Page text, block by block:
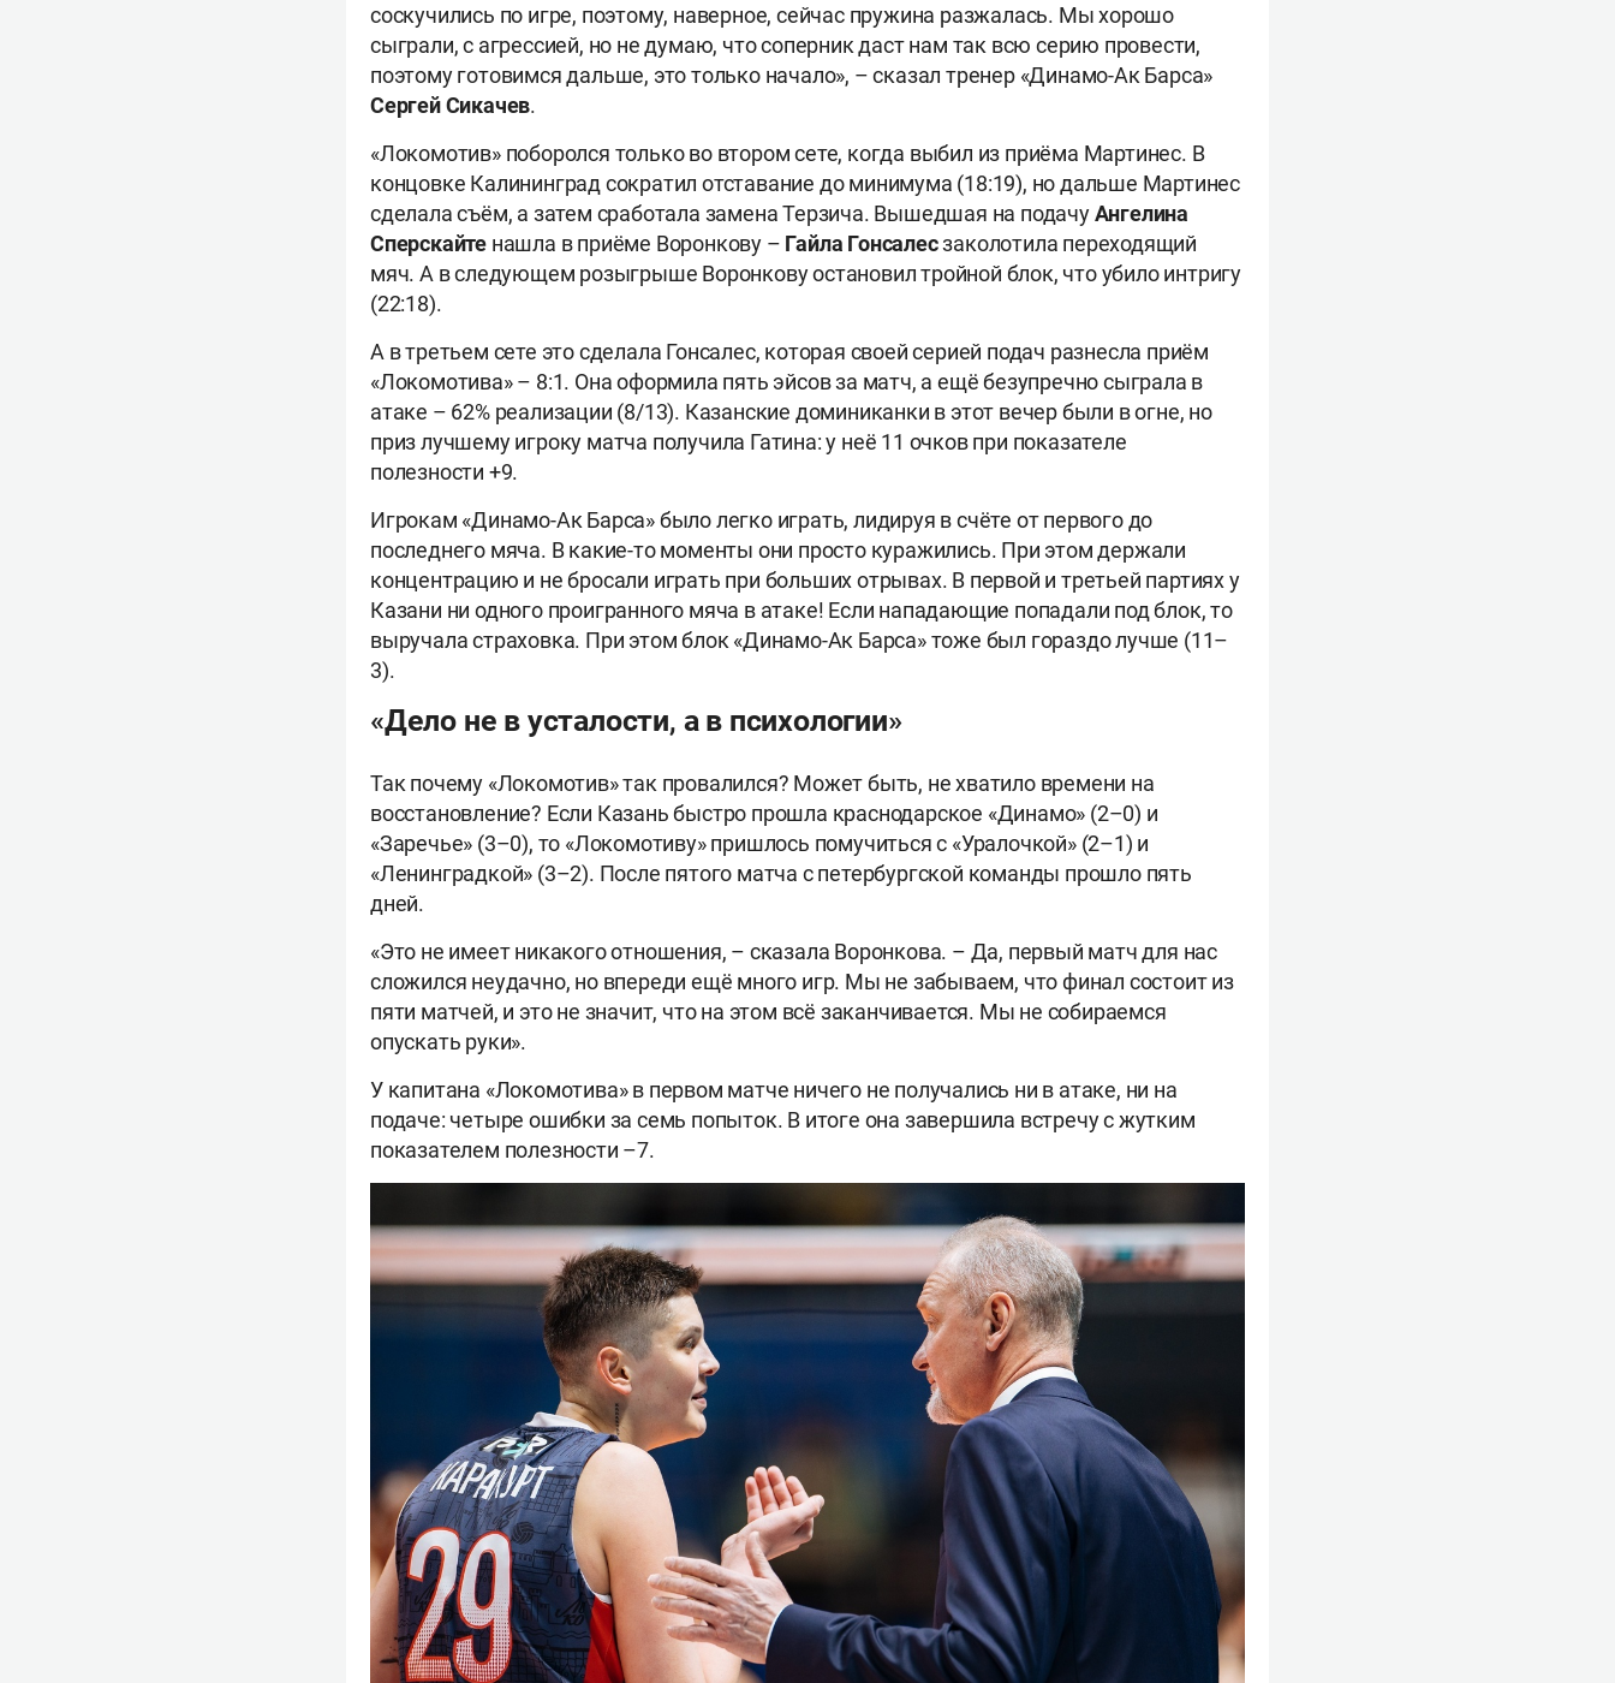
соскучились по игре, поэтому, наверное, сейчас пружина разжалась. Мы хорошо
сыграли, с агрессией, но не думаю, что соперник даст нам так всю серию провести,
поэтому готовимся дальше, это только начало», – сказал тренер «Динамо-Ак Барса»
СергейСикачев.
«Локомотив» поборолся только во втором сете, когда выбил из приёма Мартинес. В
концовке Калининград сократил отставание до минимума (18:19), но дальше Мартинес
сделала съём, а затем сработала замена Терзича. Вышедшая на подачуАнгелина
Сперскайте нашла в приёме Воронкову – Гайла Гонсалесзаколотила переходящий
мяч. А в следующем розыгрыше Воронкову остановил тройной блок, что убило интригу
(22:18).
А в третьем сете это сделала Гонсалес, которая своей серией подач разнесла приём
«Локомотива» – 8:1. Она оформила пять эйсов за матч, а ещё безупречно сыграла в
атаке – 62% реализации (8/13). Казанские доминиканки в этот вечер были в огне, но
приз лучшему игроку матча получила Гатина: у неё 11 очков при показателе
полезности +9.
Игрокам «Динамо-Ак Барса» было легко играть, лидируя в счёте от первого до
последнего мяча. В какие-то моменты они просто куражились. При этом держали
концентрацию и не бросали играть при больших отрывах. В первой и третьей партиях у
Казани ни одного проигранного мяча в атаке! Если нападающие попадали под блок, то
выручала страховка. При этом блок «Динамо-Ак Барса» тоже был гораздо лучше (11–
3).
«Дело не в усталости, а в психологии»
Так почему «Локомотив» так провалился? Может быть, не хватило времени на
восстановление? Если Казань быстро прошла краснодарское «Динамо» (2–0) и
«Заречье» (3–0), то «Локомотиву» пришлось помучиться с «Уралочкой» (2–1) и
«Ленинградкой» (3–2). После пятого матча с петербургской команды прошло пять
дней.
«Это не имеет никакого отношения, – сказала Воронкова. – Да, первый матч для нас
сложился неудачно, но впереди ещё много игр. Мы не забываем, что финал состоит из
пяти матчей, и это не значит, что на этом всё заканчивается. Мы не собираемся
опускать руки».
У капитана «Локомотива» в первом матче ничего не получались ни в атаке, ни на
подаче: четыре ошибки за семь попыток. В итоге она завершила встречу с жутким
показателем полезности –7.